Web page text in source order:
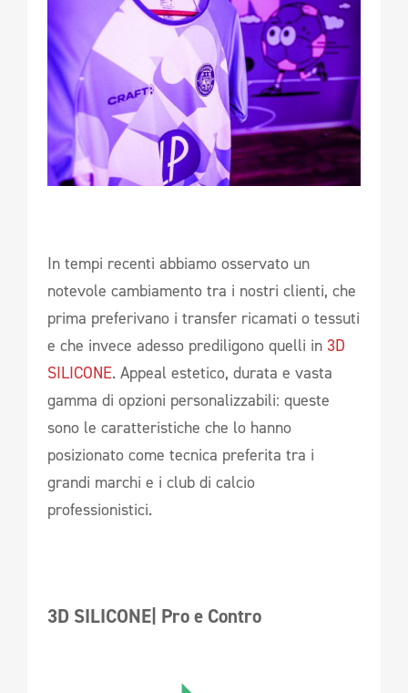
In tempi recenti abbiamo osservato un
notevole cambiamento tra i nostri clienti, che
prima preferivano i transfer ricamati o tessuti
e che invece adesso prediligono quelli in 3D
SILICONE. Appeal estetico, durata e vasta
gamma di opzioni personalizzabili: queste
sono le caratteristiche che lo hanno
posizionato come tecnica preferita tra i
grandi marchi e i club di calcio
professionistici.
3D SILICONE| Pro e Contro